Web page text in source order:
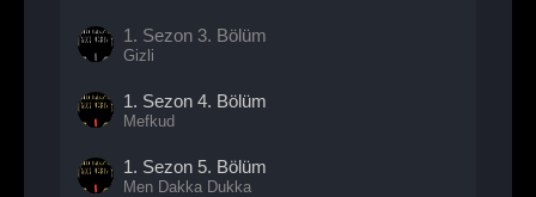
1. Sezon 3. Bölüm
Gizli
1. Sezon 4. Bölüm
Mefkud
1. Sezon 5. Bölüm
Men Dakka Dukka